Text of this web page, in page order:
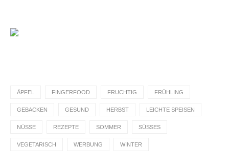
ÄPFEL FINGERFOOD FRUCHTIG FRÜHLING
GEBACKEN GESUND HERBST LEICHTE SPEISEN
NÜSSE REZEPTE SOMMER SÜSSES
VEGETARISCH WERBUNG WINTER